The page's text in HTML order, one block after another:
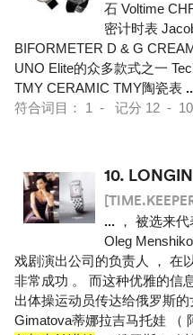
石 Voltime
密计时表
BIFORMETER D & G
UNO Elite的众多款式之一
TMY CERAMIC TMY陶瓷表
符合词目： 1 - 记分 12 -
10.
... ， 被选来
Oleg
戏剧演出公司的负责人 ， 在
非常成功 。 而这种优雅的信
出体操运动员传达给俄罗斯
Gimatova蒂娜拉吉马托娃 （